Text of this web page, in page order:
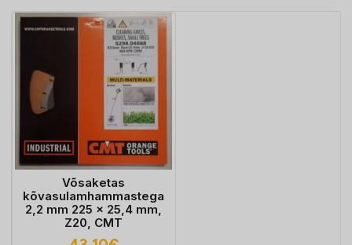
Võsaketas
kõvasulamhammastega
2,2 mm 225 x 25,4 mm,
Z20, CMT